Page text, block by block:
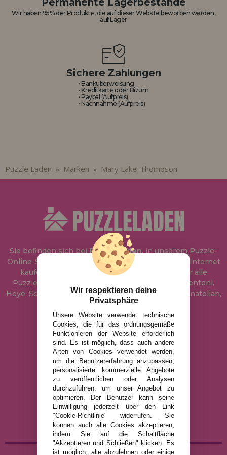
Los gehts! Wir haben auf dich gewartet.
Permanente Lagerbestände
Wir haben 95% der Produkte, die auf dieser Website beworben werden,
auf Lager
Sichere Zahlungen
· Banküberweisung
· Kreditkarte oder Bizum
· Paypal (Aufpreis)
· Nachnahme (Aufpreis)
Puzzle Laden » Marken » Mary Lake-Thompson
Sie befinden sich bei Puzzle Laden, in unserem Puzzle-
Online-Shop, wo Sie Puzzle zum besten Preis im Internet
kaufen können. In unserem Katalog führen wir alle
Puzzles der Marken Educa, Ravensburger, Clementoni,
Heye, Schmidt, Castorland, Jumbo, Trefl, Piatnik, Anatolian,
Art Puzzle, Gibsons und viele mehr.
info@puzzleladen.de
RECHTLICHE HINWEISE
DATENSCHUTZRICHTLINIE
COOKIE-RICHTLINIE
VERSAND UND RÜCKGABE
RÜCKGABE / WIDERRUF
Wir respektieren deine
Privatsphäre
Unsere Website verwendet technische
Cookies, die für das ordnungsgemäße
Funktionieren der Website erforderlich
sind. Es ist möglich, dass auch andere
Arten von Cookies verwendet werden,
um die Benutzererfahrung anzupassen,
personalisierte kommerzielle Angebote
zu veröffentlichen oder Analysen
durchzuführen, um unser Angebot zu
optimieren. Der Benutzer kann seine
Einwilligung jederzeit über den Link
"Cookie-Richtlinie" widerrufen. Sie
können auch alle Cookies akzeptieren,
indem Sie auf die Schaltfläche
"Akzeptieren und Schließen" klicken. Es
ist möglich, alle abzulehnen oder einige